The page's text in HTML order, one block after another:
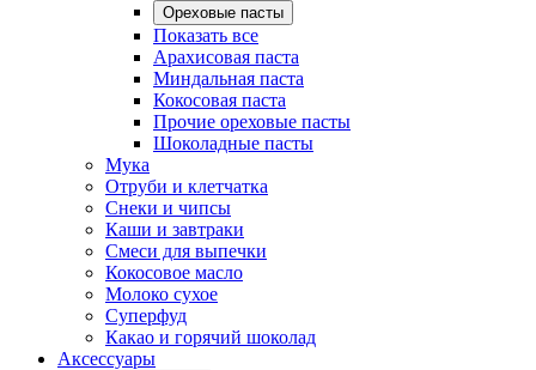
Ореховые пасты
Показать все
Арахисовая паста
Миндальная паста
Кокосовая паста
Прочие ореховые пасты
Шоколадные пасты
Мука
Отруби и клетчатка
Снеки и чипсы
Каши и завтраки
Смеси для выпечки
Кокосовое масло
Молоко сухое
Суперфуд
Какао и горячий шоколад
Аксессуары